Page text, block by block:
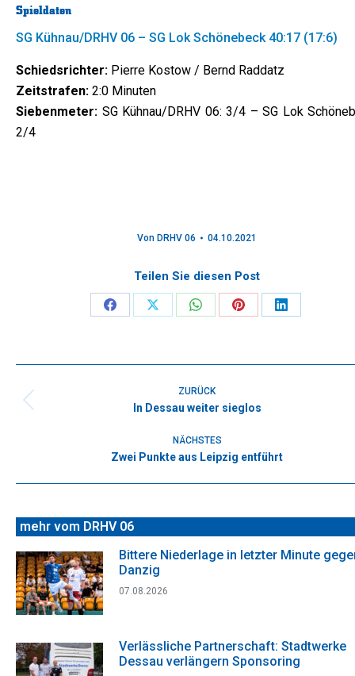
Spieldaten
SG Kühnau/DRHV 06 – SG Lok Schönebeck 40:17 (17:6)
Schiedsrichter: Pierre Kostow / Bernd Raddatz
Zeitstrafen: 2:0 Minuten
Siebenmeter: SG Kühnau/DRHV 06: 3/4 – SG Lok
2/4
Von DRHV 06 04.10.2021
Teilen Sie diesen Post
Share
Facebook
Share
X
Share
WhatsApp
Share
Pinterest
Share
LinkedIn
ZURÜCK
Vorheriger
In Dessau weiter sieglos
NÄCHSTES
Nächster
Zwei Punkte aus Leipzig entführt
mehr vom DRHV 06
Bittere Niederlage in letzter Minute
Danzig
07.08.2026
Verlässliche Partnerschaft: Stadtwerke
Dessau verlängern Sponsoring